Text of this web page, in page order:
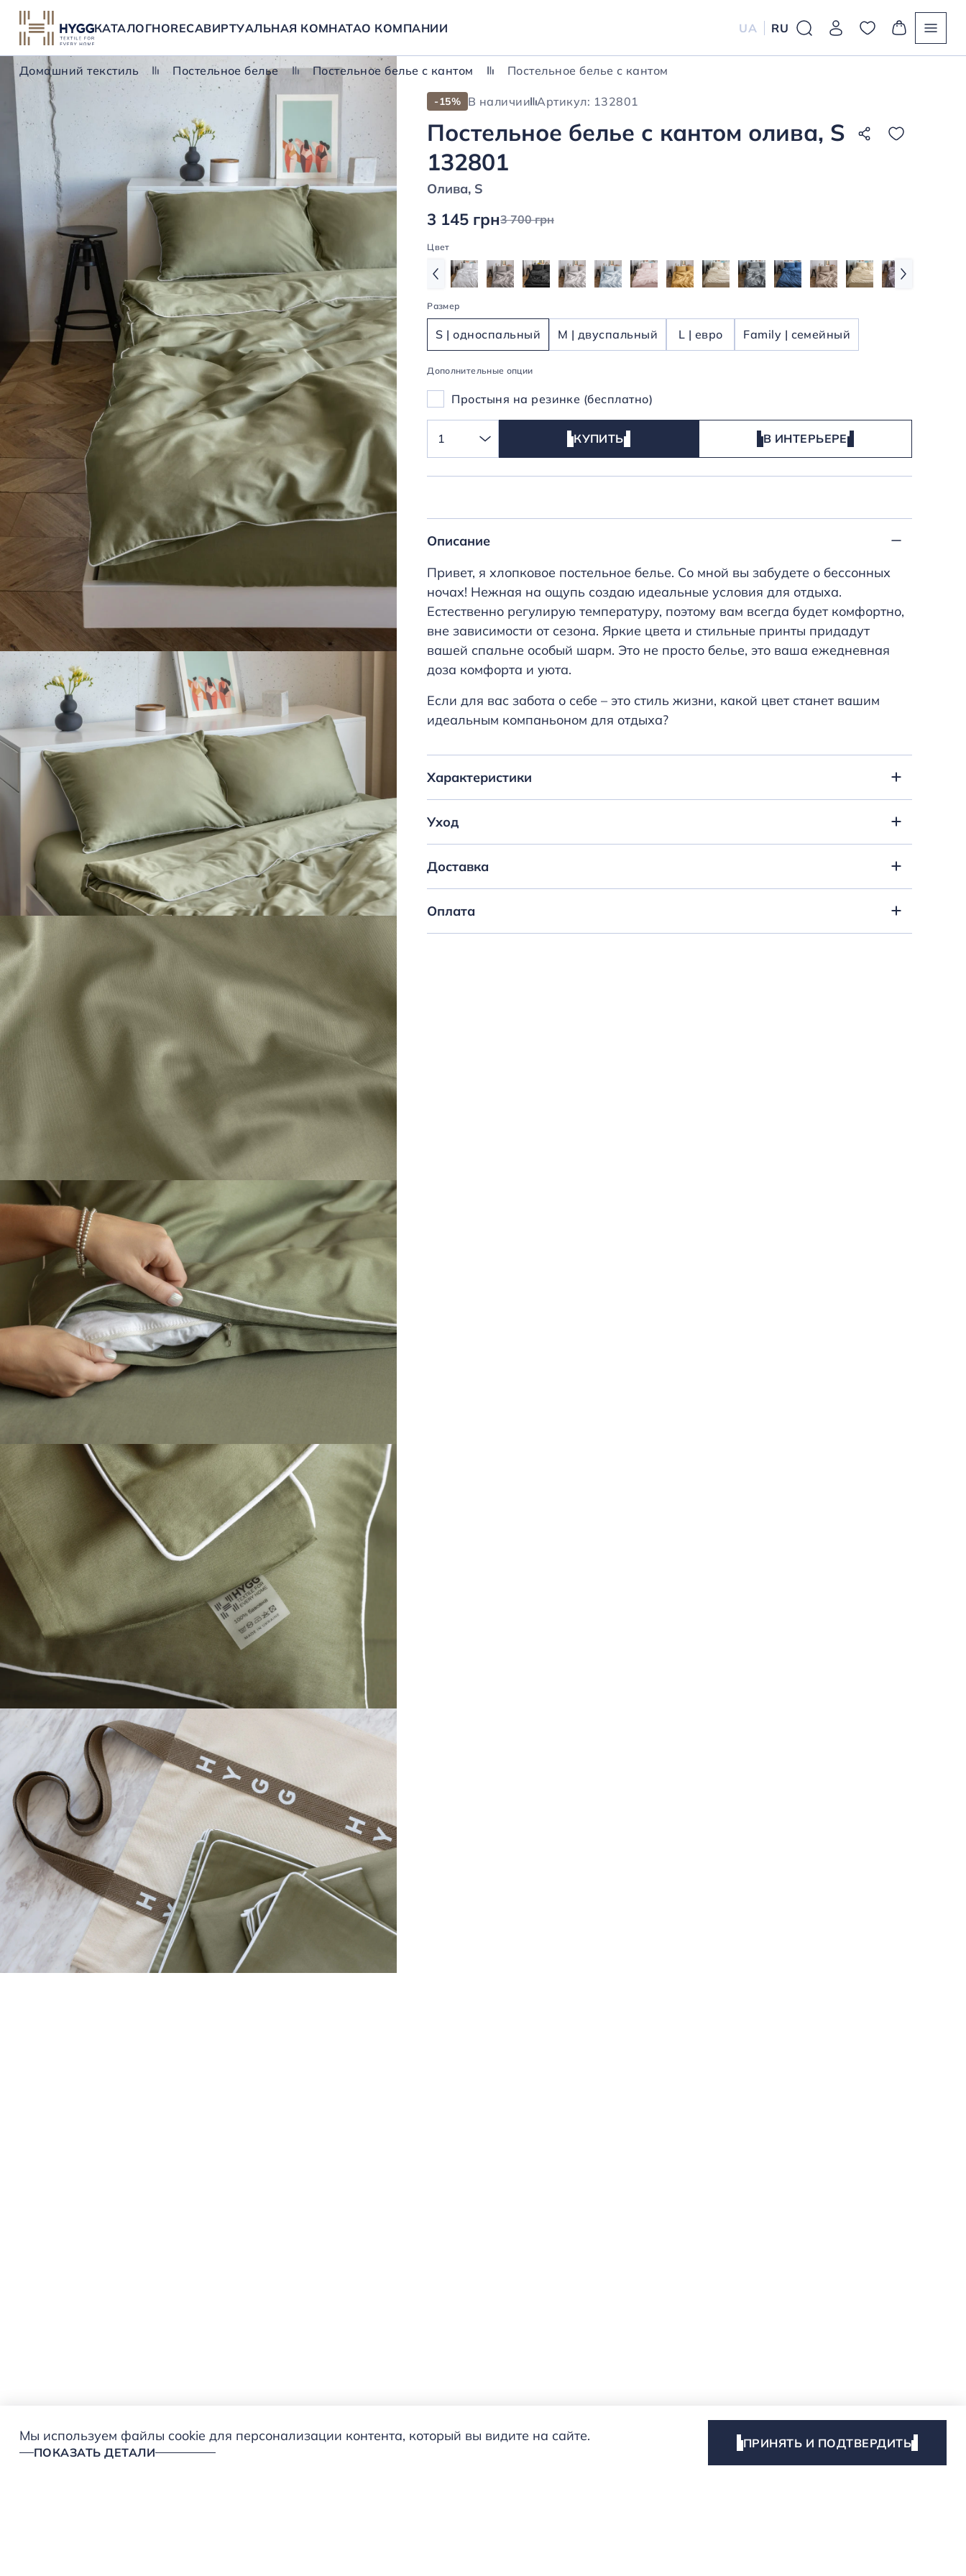
КАТАЛОГHORECAВИРТУАЛЬНАЯ КОМНАТАО КОМПАНИИ UA RU
Домашний текстиль Постельное белье Постельное белье с кантом Постельное белье с кантом
-15% В наличии Артикул: 132801
Постельное белье с кантом олива, S
132801
Олива, S
3 145 грн3 700 грн
Цвет
Размер
S | односпальный M | двуспальный L | евро Family | семейный
Дополнительные опции
Простыня на резинке (бесплатно)
1 КУПИТЬ В ИНТЕРЬЕРЕ
Описание
Привет, я хлопковое постельное белье. Со мной вы забудете о бессонных
ночах! Нежная на ощупь создаю идеальные условия для отдыха.
Естественно регулирую температуру, поэтому вам всегда будет комфортно,
вне зависимости от сезона. Яркие цвета и стильные принты придадут
вашей спальне особый шарм. Это не просто белье, это ваша ежедневная
доза комфорта и уюта.
Если для вас забота о себе – это стиль жизни, какой цвет станет вашим
идеальным компаньоном для отдыха?
Характеристики
Уход
Доставка
Оплата
Мы используем файлы cookie для персонализации контента, который вы видите на сайте.
ПОКАЗАТЬ ДЕТАЛИ
ПРИНЯТЬ И ПОДТВЕРДИТЬ